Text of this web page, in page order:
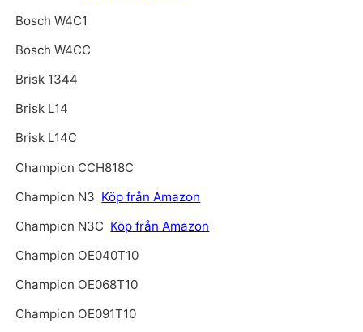
Bosch W4C1
Bosch W4CC
Brisk 1344
Brisk L14
Brisk L14C
Champion CCH818C
Champion N3 Köp från Amazon
Champion N3C Köp från Amazon
Champion OE040T10
Champion OE068T10
Champion OE091T10